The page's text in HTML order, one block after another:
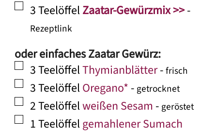
▢
3TeelöffelZaatar-Gewürzmix >>-
Rezeptlink
oder einfaches Zaatar Gewürz:
▢
3TeelöffelThymianblätter-frisch
▢
3TeelöffelOregano* - getrocknet
▢
2Teelöffelweißen Sesam - geröstet
▢
1Teelöffelgemahlener Sumach